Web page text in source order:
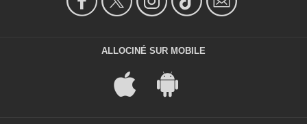
ALLOCINÉ SUR MOBILE